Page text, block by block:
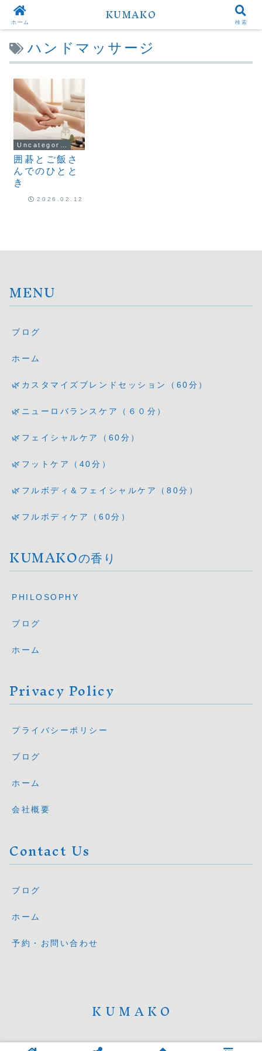
ハンドマッサージ
囲碁とご飯さ
んでのひとと
き
2026.02.12
MENU
ブログ
ホーム
🌿カスタマイズブレンドセッション（60分）
🌿ニューロバランスケア（６０分）
🌿フェイシャルケア（60分）
🌿フットケア（40分）
🌿フルボディ＆フェイシャルケア（80分）
🌿フルボディケア（60分）
KUMAKOの香り
PHILOSOPHY
ブログ
ホーム
Privacy Policy
プライバシーポリシー
ブログ
ホーム
会社概要
Contact Us
ブログ
ホーム
予約・お問い合わせ
KUMAKO
ホーム KUMAKO 検索